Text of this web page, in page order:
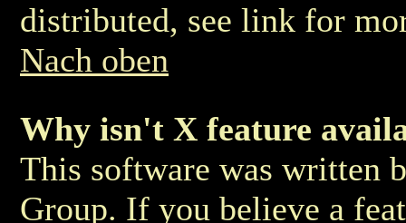
distributed, see link for
Nach oben
Why isn't X feature
This software was written
Group. If you believe a